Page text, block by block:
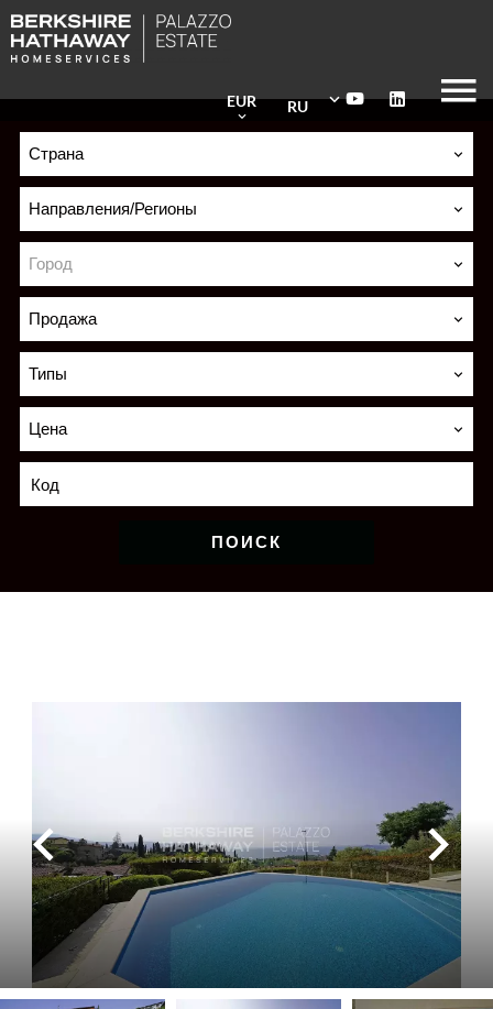
RU
EUR
Страна
Направления/Регионы
Город
Продажа
Типы
Цена
ПОИСК